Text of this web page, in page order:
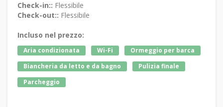
Check-in:: Flessibile
Check-out:: Flessibile
Incluso nel prezzo:
Aria condizionata Wi-Fi
Ormeggio per barca
Biancheria da letto e da bagno
Pulizia finale
Parcheggio